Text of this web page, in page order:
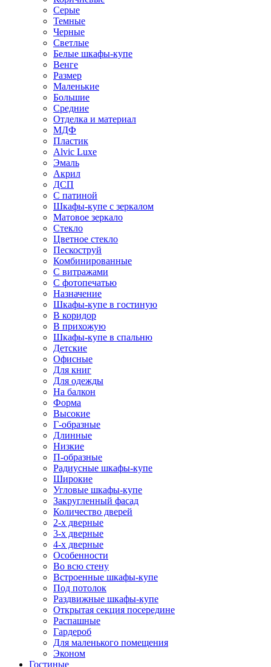
Серые
Темные
Черные
Светлые
Белые шкафы-купе
Венге
Размер
Маленькие
Большие
Средние
Отделка и материал
МДФ
Пластик
Alvic Luxe
Эмаль
Акрил
ДСП
С патиной
Шкафы-купе с зеркалом
Матовое зеркало
Стекло
Цветное стекло
Пескоструй
Комбинированные
С витражами
С фотопечатью
Назначение
Шкафы-купе в гостиную
В коридор
В прихожую
Шкафы-купе в спальню
Детские
Офисные
Для книг
Для одежды
На балкон
Форма
Высокие
Г-образные
Длинные
Низкие
П-образные
Радиусные шкафы-купе
Широкие
Угловые шкафы-купе
Закругленный фасад
Количество дверей
2-х дверные
3-х дверные
4-х дверные
Особенности
Во всю стену
Встроенные шкафы-купе
Под потолок
Раздвижные шкафы-купе
Открытая секция посередине
Распашные
Гардероб
Для маленького помещения
Эконом
Гостиные